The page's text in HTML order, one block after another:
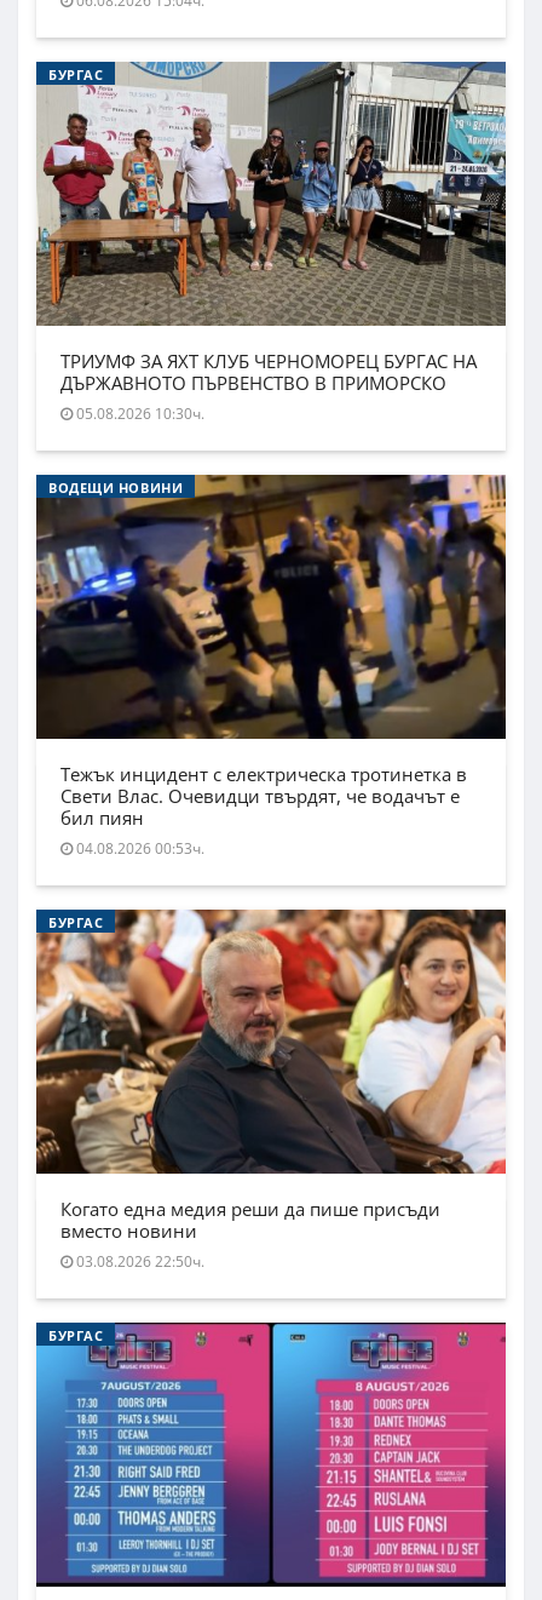
БУРГАС
ТРИУМФ ЗА ЯХТ КЛУБ ЧЕРНОМОРЕЦ БУРГАС НА
ДЪРЖАВНОТО ПЪРВЕНСТВО В ПРИМОРСКО
05.08.2026 10:30ч.
ВОДЕЩИ НОВИНИ
Тежък инцидент с електрическа тротинетка в
Свети Влас. Очевидци твърдят, че водачът е
бил пиян
04.08.2026 00:53ч.
БУРГАС
Когато една медия реши да пише присъди
вместо новини
03.08.2026 22:50ч.
БУРГАС